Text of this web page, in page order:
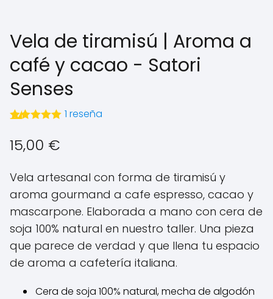
Vela de tiramisú | Aroma a
café y cacao - Satori
Senses
5.00
base a
1
valoración de
un cliente
1 reseña
15,00 €
Vela artesanal con forma de tiramisú y
aroma gourmand a cafe espresso, cacao y
mascarpone. Elaborada a mano con cera de
soja 100% natural en nuestro taller. Una pieza
que parece de verdad y que llena tu espacio
de aroma a cafetería italiana.
Cera de soja 100% natural, mecha de algodón